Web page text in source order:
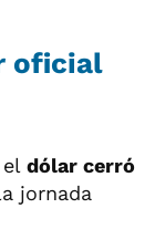
oficial
dólar cerró
jornada